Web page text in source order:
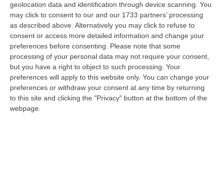
geolocation data and identification through device scanning. You
may click to consent to our and our 1733 partners’ processing
as described above. Alternatively you may click to refuse to
consent or access more detailed information and change your
preferences before consenting. Please note that some
processing of your personal data may not require your consent,
but you have a right to object to such processing. Your
preferences will apply to this website only. You can change your
preferences or withdraw your consent at any time by returning
to this site and clicking the "Privacy" button at the bottom of the
webpage.
Clicca e segui “Corriere della Calabria” su Google News
VIBO VALENTIARiparte da Salvatore Marra il
nuovo corso della Vibonese. Il neo allenatore
rossoblù è stato presentato oggi allo stadio
Luigi Razza, affiancato dal direttore sportivo